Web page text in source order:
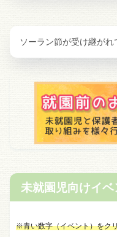
ソーラン節が受け継がれ
未就園児向けイ
※青い数字（イベント）をク